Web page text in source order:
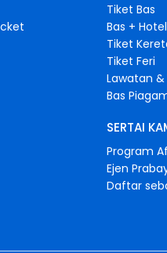
Tiket Bas
Bas + Hotel
Tiket
Tiket Feri
Lawatan &
Bas
SERTAI
Program
Ejen
Daftar